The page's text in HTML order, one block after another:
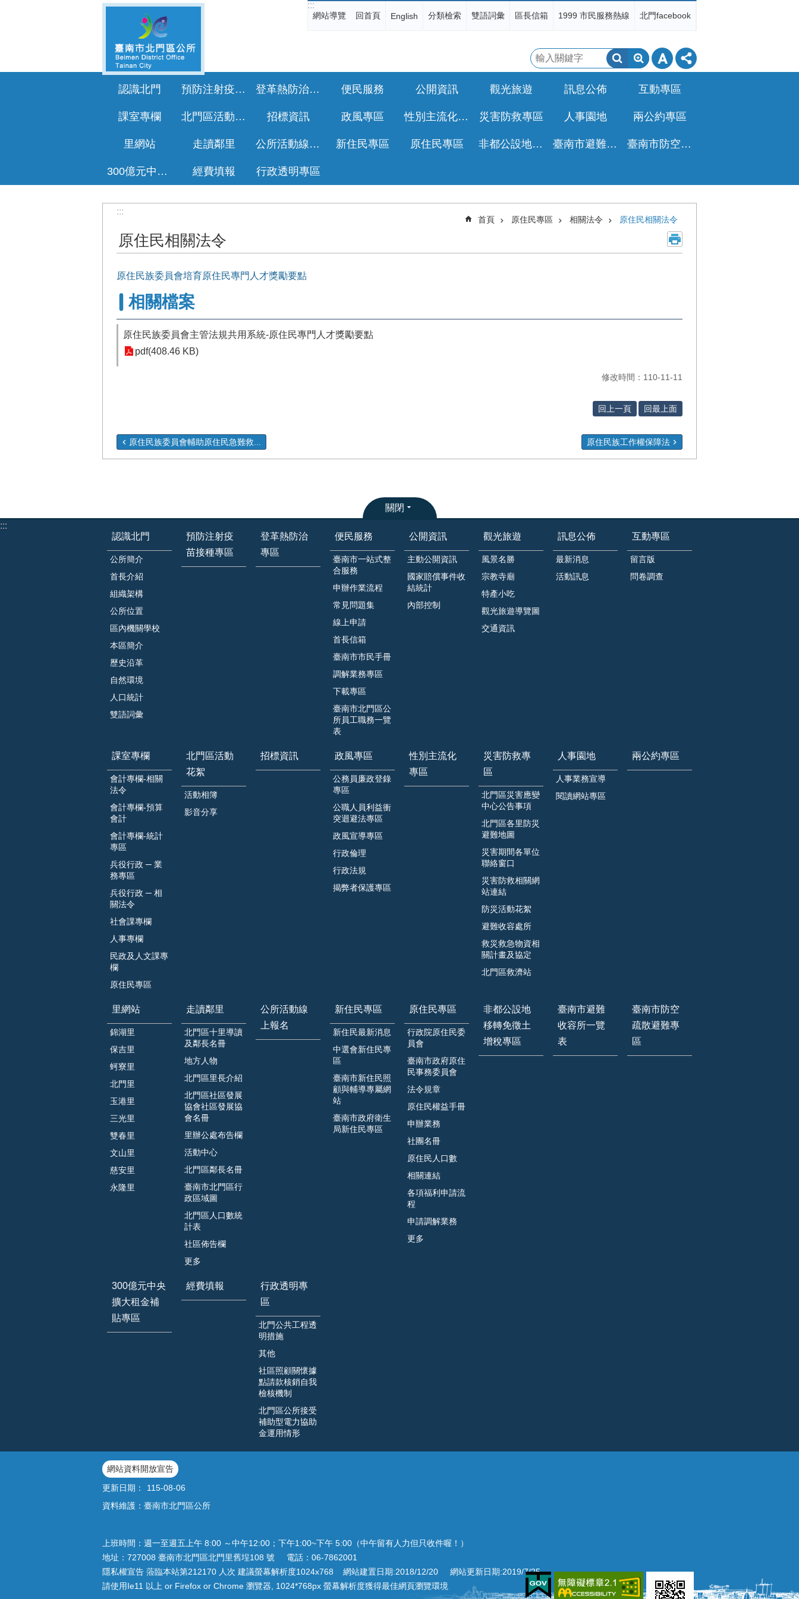
:::
網站導覽 回首頁 English 分類檢索 雙語詞彙 區長信箱 1999 市民服務熱線 北門facebook
搜
尋
認識北門 預防注射疫苗接種專區 登革熱防治專區 便民服務 公開資訊 觀光旅遊 訊息公佈 互動專區
課室專欄 北門區活動花絮 招標資訊 政風專區 性別主流化專區 災害防救專區 人事園地 兩公約專區
里網站 走讀鄰里 公所活動線上報名 新住民專區 原住民專區 非都公設地移轉免徵土增稅專區 臺南市避難收容所一覽表 臺南市防空疏散避難專區
300億元中央擴大租金補貼專區 經費填報 行政透明專區
:::
首頁 原住民專區 相關法令 原住民相關法令
原住民相關法令
原住民族委員會培育原住民專門人才獎勵要點
相關檔案
原住民族委員會主管法規共用系統-原住民專門人才獎勵要點
pdf(408.46 KB)
修改時間：110-11-11
回上一頁 回最上面
原住民族委員會輔助原住民急難救... 原住民族工作權保障法
關閉
:::
認識北門
公所簡介
首長介紹
組織架構
公所位置
區內機關學校
本區簡介
歷史沿革
自然環境
人口統計
雙語詞彙
預防注射疫
苗接種專區
登革熱防治
專區
便民服務
臺南市一站式整
合服務
申辦作業流程
常見問題集
線上申請
首長信箱
臺南市市民手冊
調解業務專區
下載專區
臺南市北門區公
所員工職務一覽
表
公開資訊
主動公開資訊
國家賠償事件收
結統計
內部控制
觀光旅遊
風景名勝
宗教寺廟
特產小吃
觀光旅遊導覽圖
交通資訊
訊息公佈
最新消息
活動訊息
互動專區
留言版
問卷調查
課室專欄
會計專欄-相關
法令
會計專欄-預算
會計
會計專欄-統計
專區
兵役行政 ─ 業
務專區
兵役行政 ─ 相
關法令
社會課專欄
人事專欄
民政及人文課專
欄
原住民專區
北門區活動
花絮
活動相簿
影音分享
招標資訊 政風專區
公務員廉政登錄
專區
公職人員利益衝
突迴避法專區
政風宣導專區
行政倫理
行政法規
揭弊者保護專區
性別主流化
專區
災害防救專
區
北門區災害應變
中心公告事項
北門區各里防災
避難地圖
災害期間各單位
聯絡窗口
災害防救相關網
站連結
防災活動花絮
避難收容處所
救災救急物資相
關計畫及協定
北門區救濟站
人事園地
人事業務宣導
閱讀網站專區
兩公約專區
里網站
錦湖里
保吉里
蚵寮里
北門里
玉港里
三光里
雙春里
文山里
慈安里
永隆里
走讀鄰里
北門區十里導讀
及鄰長名冊
地方人物
北門區里長介紹
北門區社區發展
協會社區發展協
會名冊
里辦公處布告欄
活動中心
北門區鄰長名冊
臺南市北門區行
政區域圖
北門區人口數統
計表
社區佈告欄
更多
公所活動線
上報名
新住民專區
新住民最新消息
中選會新住民專
區
臺南市新住民照
顧與輔導專屬網
站
臺南市政府衛生
局新住民專區
原住民專區
行政院原住民委
員會
臺南市政府原住
民事務委員會
法令規章
原住民權益手冊
申辦業務
社團名冊
原住民人口數
相關連結
各項福利申請流
程
申請調解業務
更多
非都公設地
移轉免徵土
增稅專區
臺南市避難
收容所一覽
表
臺南市防空
疏散避難專
區
300億元中央
擴大租金補
貼專區
經費填報
行政透明專
區
北門公共工程透
明措施
其他
社區照顧關懷據
點請款核銷自我
檢核機制
北門區公所接受
補助型電力協助
金運用情形
網站資料開放宣告
更新日期：
115-08-06
資料維護：臺南市北門區公所
上班時間：週一至週五上午 8:00 ～中午12:00；下午1:00~下午 5:00（中午留有人力但只收件喔！）
地址：727008 臺南市北門區北門里舊埕108 號 電話：06-7862001
隱私權宣告 蒞臨本站第212170 人次 建議螢幕解析度1024x768 網站建置日期:2018/12/20 網站更新日期:2019/7/25
請使用Ie11 以上 or Firefox or Chrome 瀏覽器, 1024*768px 螢幕解析度獲得最佳網頁瀏覽環境